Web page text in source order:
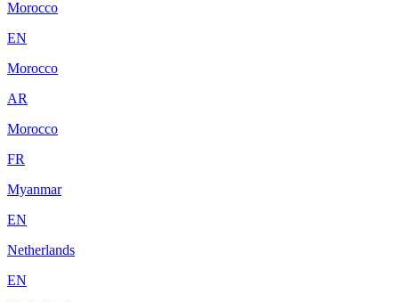
Morocco
EN
Morocco
AR
Morocco
FR
Myanmar
EN
Netherlands
EN